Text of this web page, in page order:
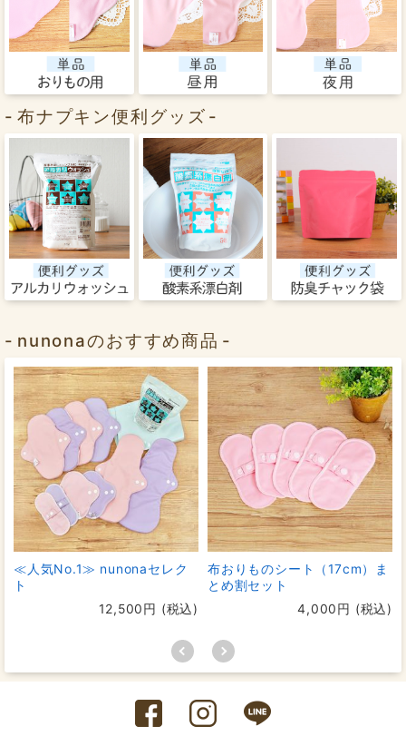
布ナプキン便利グッズ
nunonaのおすすめ商品
≪人気No.1≫ nunonaセレク
ト
12,500円 (税込)
布おりものシート（17cm）ま
とめ割セット
4,000円 (税込)